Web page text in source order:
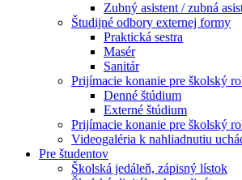
Zubný asistent / zubná
Študijné odbory externej formy
Praktická sestra
Masér
Sanitár
Prijímacie konanie pre školský
Denné štúdium
Externé štúdium
Prijímacie konanie pre školský
Videogaléria k nahliadnutiu
Pre študentov
Školská jedáleň, zápisný lístok